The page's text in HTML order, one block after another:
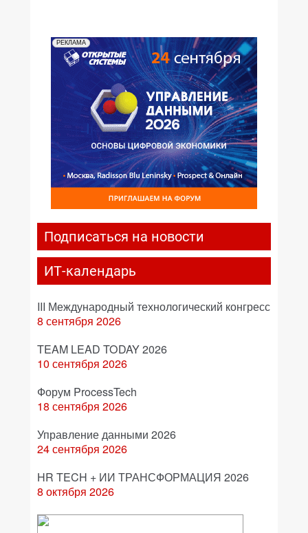
РЕКЛАМА
Подписаться на новости
ИТ-календарь
III Международный технологический конгресс
8 сентября 2026
TEAM LEAD TODAY 2026
10 сентября 2026
Форум ProcessTech
18 сентября 2026
Управление данными 2026
24 сентября 2026
HR TECH + ИИ ТРАНСФОРМАЦИЯ 2026
8 октября 2026